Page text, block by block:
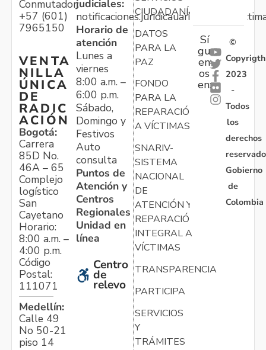
Conmutador:
+57 (601)
7965150
VENTA
NILLA
ÚNICA
DE
RADIC
ACIÓN
Bogotá:
Carrera
85D No.
46A – 65
Complejo
logístico
San
Cayetano
Horario:
8:00 a.m. –
4:00 p.m.
Código
Postal:
111071
Medellín:
Calle 49
No 50-21
piso 14
judiciales:
Horario de
atención
Lunes a
viernes
8:00 a.m. –
6:00 p.m.
Sábado,
Domingo y
Festivos
Auto
consulta
Puntos de
Atención y
Centros
Regionales
Unidad en
línea
Centro
de
relevo
CIUDADANÍA
DATOS
PARA LA
PAZ
FONDO
PARA LA
REPARACIÓN
A VÍCTIMAS
SNARIV-
SISTEMA
NACIONAL
DE
ATENCIÓN Y
REPARACIÓN
INTEGRAL A
VÍCTIMAS
TRANSPARENCIA
PARTICIPA
SERVICIOS
Y
TRÁMITES
Sí
gu
en
os
en:
©
Copyrigth
2023
-
Todos
los
derechos
Gobierno
de
Colombia